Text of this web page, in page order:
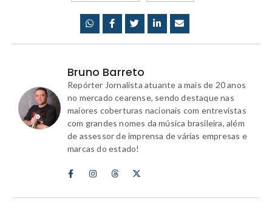
Bruno Barreto
Repórter Jornalista atuante a mais de 20 anos
no mercado cearense, sendo destaque nas
maiores coberturas nacionais com entrevistas
com grandes nomes da música brasileira, além
de assessor de imprensa de várias empresas e
marcas do estado!